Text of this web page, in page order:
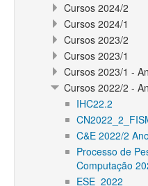
Cursos 2024/2
Cursos 2024/1
Cursos 2023/2
Cursos 2023/1
Cursos 2023/1 -
Cursos 2022/2 -
IHC22.2
C&E 2022/2
Processo de
Computação
ESE_2022